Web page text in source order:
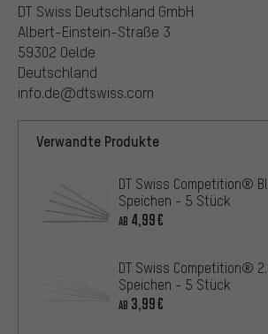
DT Swiss Deutschland GmbH
Albert-Einstein-Straße 3
59302 Oelde
Deutschland
info.de@dtswiss.com
Verwandte Produkte
DT Swiss Competition®
Speichen - 5 Stück
AB 4,99€
DT Swiss Competition®
Speichen - 5 Stück
AB 3,99€